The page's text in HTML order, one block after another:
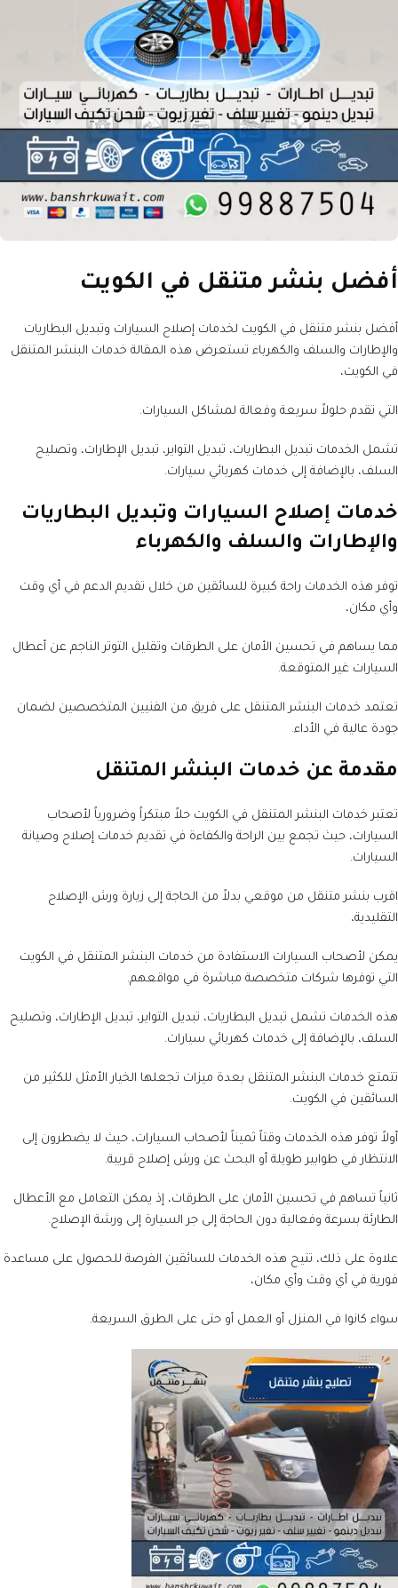
أفضل بنشر متنقل في الكويت
أفضل بنشر متنقل في الكويت لخدمات إصلاح السيارات وتبديل البطاريات
والإطارات والسلف والكهرباء تستعرض هذه المقالة خدمات البنشر المتنقل
في الكويت،
التي تقدم حلولاً سريعة وفعالة لمشاكل السيارات.
تشمل الخدمات تبديل البطاريات، تبديل التواير، تبديل الإطارات، وتصليح
السلف، بالإضافة إلى خدمات كهربائي سيارات.
خدمات إصلاح السيارات وتبديل البطاريات
والإطارات والسلف والكهرباء
توفر هذه الخدمات راحة كبيرة للسائقين من خلال تقديم الدعم في أي وقت
وأي مكان،
مما يساهم في تحسين الأمان على الطرقات وتقليل التوتر الناجم عن أعطال
السيارات غير المتوقعة.
تعتمد خدمات البنشر المتنقل على فريق من الفنيين المتخصصين لضمان
جودة عالية في الأداء.
مقدمة عن خدمات البنشر المتنقل
تعتبر خدمات البنشر المتنقل في الكويت حلاً مبتكراً وضرورياً لأصحاب
السيارات، حيث تجمع بين الراحة والكفاءة في تقديم خدمات إصلاح وصيانة
السيارات.
اقرب بنشر متنقل من موقعي بدلاً من الحاجة إلى زيارة ورش الإصلاح
التقليدية،
يمكن لأصحاب السيارات الاستفادة من خدمات البنشر المتنقل في الكويت
التي توفرها شركات متخصصة مباشرة في مواقعهم.
هذه الخدمات تشمل تبديل البطاريات، تبديل التواير، تبديل الإطارات، وتصليح
السلف، بالإضافة إلى خدمات كهربائي سيارات.
تتمتع خدمات البنشر المتنقل بعدة ميزات تجعلها الخيار الأمثل للكثير من
السائقين في الكويت.
أولاً توفر هذه الخدمات وقتاً ثميناً لأصحاب السيارات، حيث لا يضطرون إلى
الانتظار في طوابير طويلة أو البحث عن ورش إصلاح قريبة.
ثانياً تساهم في تحسين الأمان على الطرقات، إذ يمكن التعامل مع الأعطال
الطارئة بسرعة وفعالية دون الحاجة إلى جر السيارة إلى ورشة الإصلاح.
علاوة على ذلك، تتيح هذه الخدمات للسائقين الفرصة للحصول على مساعدة
فورية في أي وقت وأي مكان،
سواء كانوا في المنزل أو العمل أو حتى على الطرق السريعة.